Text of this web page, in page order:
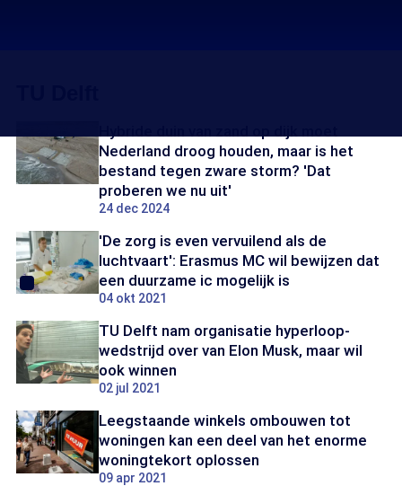
Nederland droog houden, maar is het
bestand tegen zware storm? 'Dat
proberen we nu uit'
24 dec 2024
'De zorg is even vervuilend als de
luchtvaart': Erasmus MC wil bewijzen dat
een duurzame ic mogelijk is
04 okt 2021
TU Delft nam organisatie hyperloop-
wedstrijd over van Elon Musk, maar wil
ook winnen
02 jul 2021
Leegstaande winkels ombouwen tot
woningen kan een deel van het enorme
woningtekort oplossen
09 apr 2021